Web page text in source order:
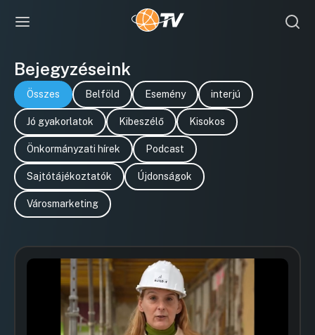
Bejegyzéseink
Összes Belföld Esemény interjú
Jó gyakorlatok Kibeszélő Kisokos
Önkormányzati hírek Podcast
Sajtótájékoztatók Újdonságok
Városmarketing